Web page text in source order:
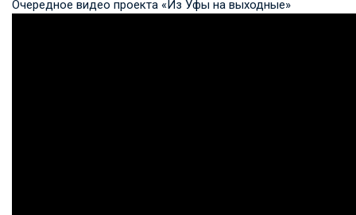
Очередное видео проекта «Из Уфы на выходные»